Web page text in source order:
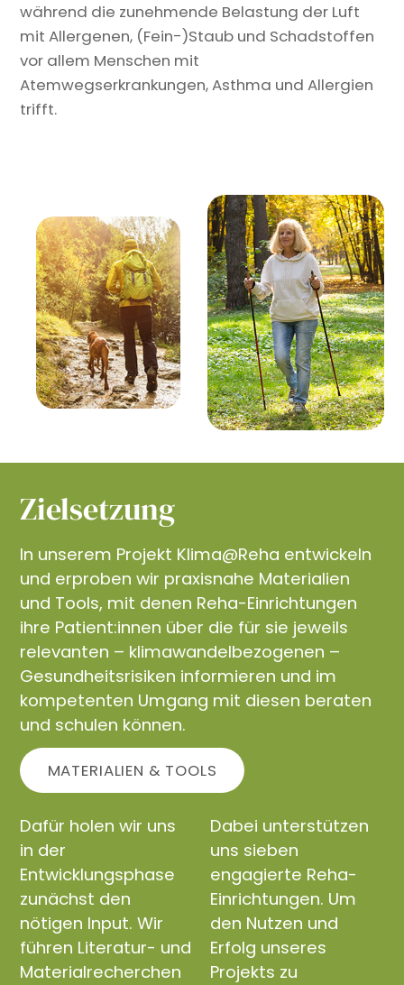
während die zunehmende Belastung der Luft
mit Allergenen, (Fein-)Staub und Schadstoffen
vor allem Menschen mit
Atemwegserkrankungen, Asthma und Allergien
trifft.
Zielsetzung
In unserem Projekt Klima@Reha entwickeln
und erproben wir praxisnahe Materialien
und Tools, mit denen Reha-Einrichtungen
ihre Patient:innen über die für sie jeweils
relevanten – klimawandelbezogenen –
Gesundheitsrisiken informieren und im
kompetenten Umgang mit diesen beraten
und schulen können.
MATERIALIEN & TOOLS
Dafür holen wir uns
in der
Entwicklungsphase
zunächst den
nötigen Input. Wir
führen Literatur- und
Materialrecherchen
Dabei unterstützen
uns sieben
engagierte Reha-
Einrichtungen. Um
den Nutzen und
Erfolg unseres
Projekts zu